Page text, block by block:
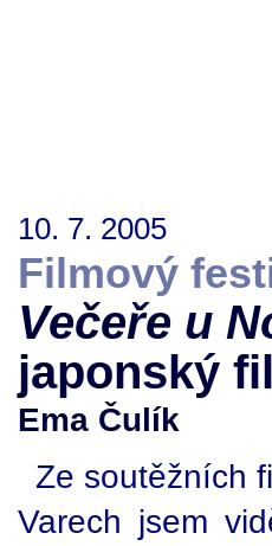
10. 7. 2005
Filmový
Večeře u
japonský
Ema Čulík
Ze soutěžních
Varech jsem